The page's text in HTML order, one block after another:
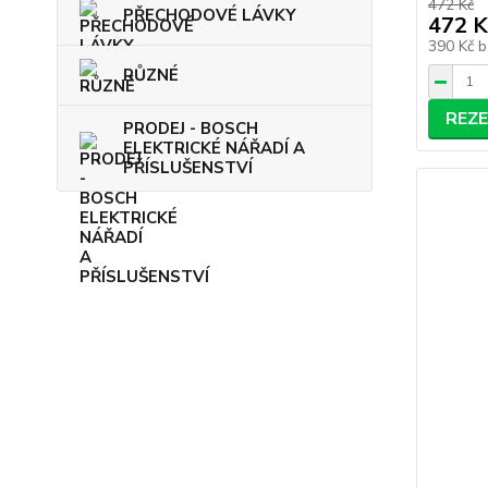
PŘECHODOVÉ LÁVKY
RŮZNÉ
PRODEJ - BOSCH
ELEKTRICKÉ NÁŘADÍ A
PŘÍSLUŠENSTVÍ
472 Kč
472
390 Kč